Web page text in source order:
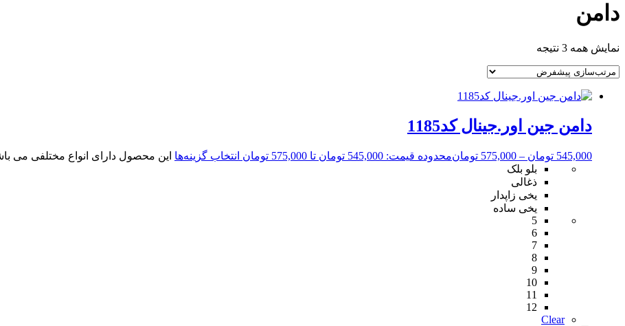
دامن
نمایش همه 3 نتیجه
دامن جین اور.جینال کد1185
545,000 تومان –
575,000 تومانمحدوده قیمت: 545,000 تومان تا 575,000 تومان انتخاب گزینه‌ها این محصول دارای انواع مختلفی می
بلو بلک
ذغالی
یخی زاپدار
یخی ساده
5
6
7
8
9
10
11
12
Clear